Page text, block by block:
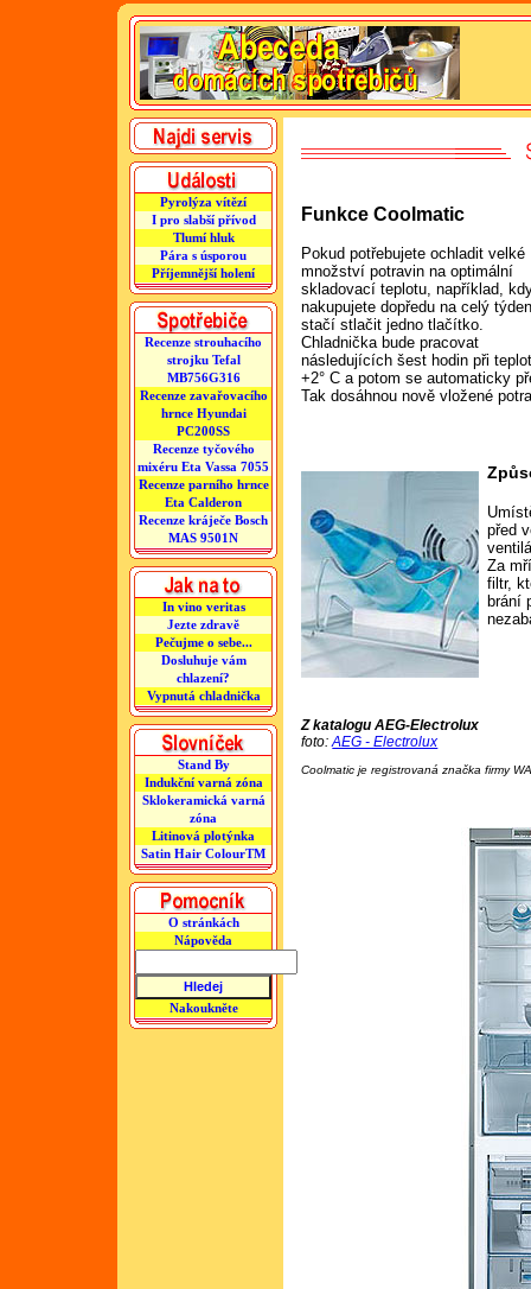
Pyrolýza vítězí
I pro slabší přívod
Tlumí hluk
Pára s úsporou
Příjemnější holení
Recenze strouhacího
strojku Tefal
MB756G316
Recenze zavařovacího
hrnce Hyundai
PC200SS
Recenze tyčového
mixéru Eta Vassa 7055
Recenze parního hrnce
Eta Calderon
Recenze kráječe Bosch
MAS 9501N
In vino veritas
Jezte zdravě
Pečujme o sebe...
Dosluhuje vám
chlazení?
Vypnutá chladnička
Stand By
Indukční varná zóna
Sklokeramická varná
zóna
Litinová plotýnka
Satin Hair ColourTM
O stránkách
Nápověda
Nakoukněte
Funkce Coolmatic
Pokud potřebujete ochladit velké
množství potravin na optimální
skladovací teplotu, například,
nakupujete dopředu na celý
stačí stlačit jedno tlačítko.
Chladnička bude pracovat
následujících šest hodin při
+2° C a potom se automaticky
Tak dosáhnou nově vložené
před
Za
filtr,
brání
Z katalogu AEG-Electrolux
foto:AEG - Electrolux
Coolmatic je registrovaná značka firmy